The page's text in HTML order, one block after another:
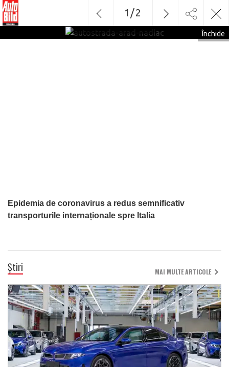
Epidemia de coronavirus a redus semnificativ
transporturile internaționale spre Italia
Închide
1 /2
Știri MAI MULTE ARTICOLE